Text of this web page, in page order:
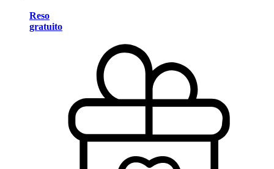
Reso
gratuito